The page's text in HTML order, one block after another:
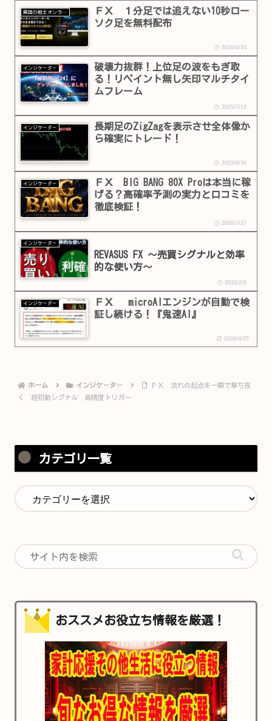
異国の戦士オンラインショップ
ＦＸ １分足では追えない10秒ロー
ソク足を無料配布
2026/4/24
インジケ－タ－
破壊力抜群！上位足の波をもぎ取
る！リペイント無し矢印マルチタイ
ムフレーム
2025/7/19
インジケ－タ－
長期足のZigZagを表示させ全体像か
ら確実にトレード！
2023/6/30
インジケ－タ－
ＦＸ BIG BANG 80X Proは本当に稼
げる？高確率予測の実力と口コミを
徹底検証！
2026/7/17
インジケ－タ－
REVASUS FX ～売買シグナルと効率
的な使い方～
2023/2/8
インジケ－タ－
ＦＸ microAIエンジンが自動で検
証し続ける！『鬼速AI』
2026/4/25
ホーム インジケ－タ－
ＦＸ 流れの起点を一瞬で撃ち抜
く“超初動シグナル”高精度トリガー
カテゴリ一覧
おススメお役立ち情報を厳選！